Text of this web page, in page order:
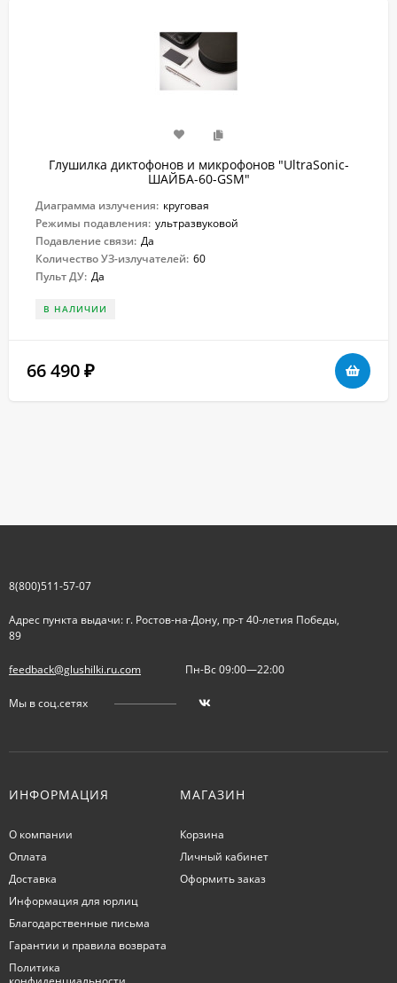
Глушилка диктофонов и микрофонов "UltraSonic-
ШАЙБА-60-GSM"
Диаграмма излучения: круговая
Режимы подавления: ультразвуковой
Подавление связи: Да
Количество УЗ-излучателей: 60
Пульт ДУ: Да
В НАЛИЧИИ
66 490 ₽
8(800)511-57-07
Адрес пункта выдачи: г. Ростов-на-Дону, пр-т 40-летия Победы,
89
feedback@glushilki.ru.com Пн-Вс 09:00—22:00
Мы в соц.сетях
ИНФОРМАЦИЯ
О компании
Оплата
Доставка
Информация для юрлиц
Благодарственные письма
Гарантии и правила возврата
Политика
МАГАЗИН
Корзина
Личный кабинет
Оформить заказ